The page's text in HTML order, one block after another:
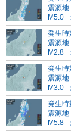
震源
M5.0
発生
震源
M2.8
発生
震源
M3.0
発生
震源
M5.8